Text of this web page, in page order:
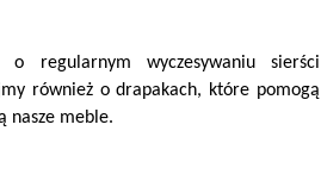
o regularnym wyczesywaniu sierści
również o drapakach, które pomogą
nasze meble.